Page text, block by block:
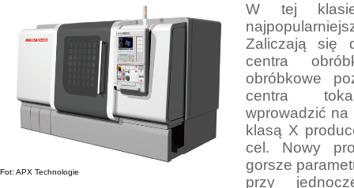
Fot: APX Technologie
W tej
Zaliczają się
centra
obróbkowe
centra
wprowadzić
klasą X
cel. Nowy
gorsze
przy